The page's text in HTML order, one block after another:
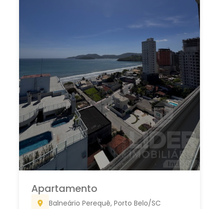
Apartamento
Balneário Perequê, Porto Belo/SC